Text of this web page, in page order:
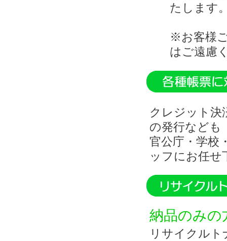
たします
※お客様
はご遠慮
クレジット決
の発行なども
官公庁・学校
ッフにお任せ
納品のみの
リサイクル